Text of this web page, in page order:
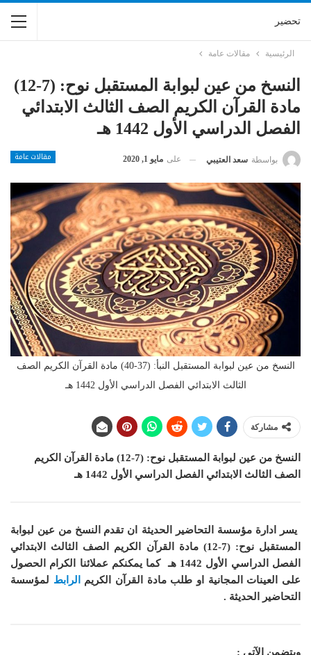
تحضير
الرئيسية مقالات عامة
النسخ من عين لبوابة المستقبل نوح: (7-12)
مادة القرآن الكريم الصف الثالث الابتدائي
الفصل الدراسي الأول 1442 هـ
مقالات عامة بواسطة سعد العتيبي على مايو 1, 2020
النسخ من عين لبوابة المستقبل النبأ: (37-40) مادة القرآن الكريم الصف
الثالث الابتدائي الفصل الدراسي الأول 1442 هـ
مشاركة
النسخ من عين لبوابة المستقبل نوح: (7-12) مادة القرآن الكريم
الصف الثالث الابتدائي الفصل الدراسي الأول 1442 هـ
يسر ادارة مؤسسة التحاضير الحديثة ان تقدم النسخ من عين لبوابة
المستقبل نوح: (7-12) مادة القرآن الكريم الصف الثالث الابتدائي
الفصل الدراسي الأول 1442 هـ
كما يمكنكم عملائنا الكرام الحصول
على العينات المجانية او طلب مادة القرآن الكريم
الرابط لمؤسسة
التحاضير الحديثة .
ويتضمن الآتي :